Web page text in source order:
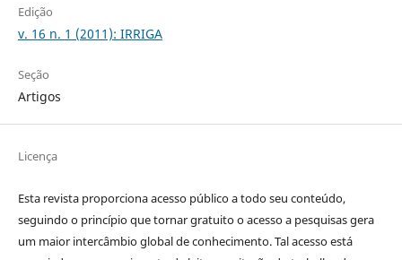
Edição
v. 16 n. 1 (2011): IRRIGA
Seção
Artigos
Licença
Esta revista proporciona acesso público a todo seu conteúdo,
seguindo o princípio que tornar gratuito o acesso a pesquisas gera
um maior intercâmbio global de conhecimento. Tal acesso está